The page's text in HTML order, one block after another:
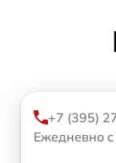
+7 (395)
Ежедневно